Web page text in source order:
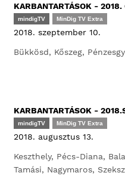
KARBANTARTÁSOK - 2018.
mindigTV MinDig TV Extra
2018. szeptember 10.
Bükkösd, Kőszeg,
KARBANTARTÁSOK -
mindigTV MinDig TV Extra
2018. augusztus 13.
Keszthely, Pécs-Diana,
Tamási, Nagymaros,